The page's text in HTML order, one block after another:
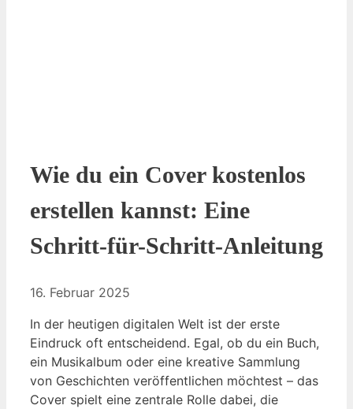
Wie du ein Cover kostenlos
erstellen kannst: Eine
Schritt-für-Schritt-Anleitung
16. Februar 2025
In der heutigen digitalen Welt ist der erste
Eindruck oft entscheidend. Egal, ob du ein Buch,
ein Musikalbum oder eine kreative Sammlung
von Geschichten veröffentlichen möchtest – das
Cover spielt eine zentrale Rolle dabei, die